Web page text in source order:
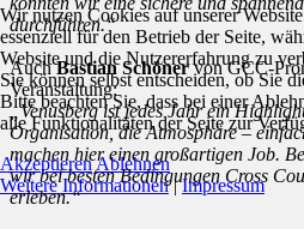
durchführen.“
AuchBastian Schönervon GCC-
Veranstaltung:
„Venusberg ist jedes Jahr ein
Organisation, die Atmosphäre –
machen hier einen großartigen Job.
wir bei besten Bedingungen Cross
erleben.“
Wir nutzen Cookies auf unserer
essenziell für den Betrieb der Seite,
Website und die Nutzererfahrung zu
Sie können selbst entscheiden, ob Sie
Bitte beachten Sie, dass bei einer
alle Funktionalitäten der Seite zur
Akzeptieren Ablehnen
Weitere Informationen|Impressum